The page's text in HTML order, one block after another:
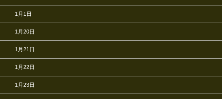
1月1日
1月20日
1月21日
1月22日
1月23日